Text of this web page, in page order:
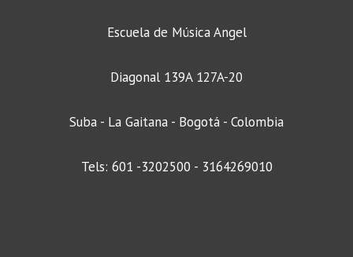
Escuela de Música Angel
Diagonal 139A 127A-20
Suba - La Gaitana - Bogotá - Colombia
Tels: 601 -3202500 - 3164269010